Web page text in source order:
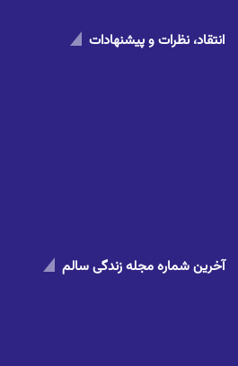
انتقاد، نظرات و پیشنهادات
آخرین شماره مجله زندگی سالم